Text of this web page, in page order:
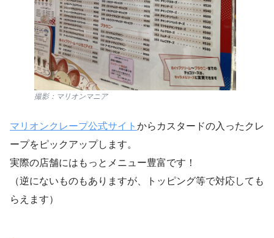
撮影：マリオンマニア
マリオンクレープ公式サイト からカスタードの入ったクレ
ープをピックアップします。
実際の店舗にはもっとメニュー豊富です！
（逆にないものもありますが、トッピング等で対応しても
らえます）